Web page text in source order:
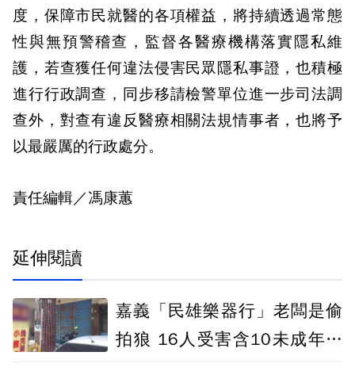
度，保障市民就醫的各項權益，將持續透過常態
性與無預警稽查，監督各醫療機構落實隱私維
護，若查獲任何違法侵害民眾隱私事證，也積極
進行行政調查，同步移請檢警單位進一步司法調
查外，對查有違反醫療相關法規情事者，也將予
以最嚴厲的行政處分。
責任編輯／馮康蕙
延伸閱讀
嘉義「民雄樂器行」老闆是偷
拍狼 16人受害含10未成年檢